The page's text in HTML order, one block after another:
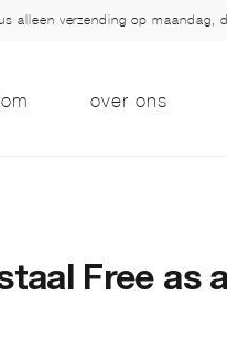
alleen verzending op maandag,
over ons
Free as